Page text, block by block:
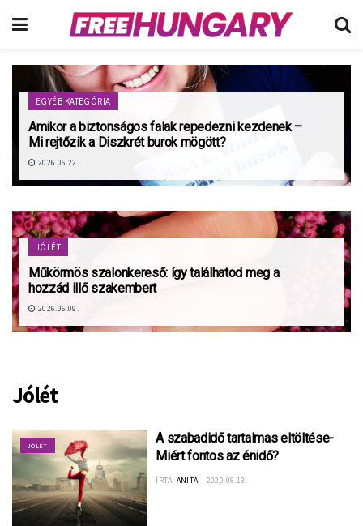
EGYÉB KATEGÓRIA
Amikor a biztonságos falak repedezni kezdenek –
Mi rejtőzik a Diszkrét burok mögött?
2026.06.22.
JÓLÉT
Műkörmös szalonkereső: így találhatod meg a
hozzád illő szakembert
2026.06.09.
Jólét
JÓLÉT
A szabadidő tartalmas eltöltése-
Miért fontos az énidő?
ÍRTA: ANITA 2020.08.13.